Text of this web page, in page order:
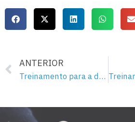
ANTERIOR
Treinamento para a democracia – 143